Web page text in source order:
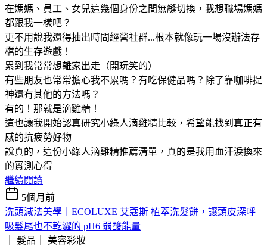
在媽媽、員工、女兒這幾個身份之間無縫切換，我想職場媽媽
都跟我一樣吧？
更不用說我還得抽出時間經營社群...根本就像玩一場沒辦法存
檔的生存遊戲！
累到我常常想離家出走（開玩笑的）
有些朋友也常常擔心我不累嗎？有吃保健品嗎？除了靠咖啡提
神還有其他的方法嗎？
有的！那就是滴雞精！
這也讓我開始認真研究小綠人滴雞精比較，希望能找到真正有
感的抗疲勞好物
說真的，這份小綠人滴雞精推薦清單，真的是我用血汗淚換來
的實測心得
繼續閱讀
5個月前
洗頭減法美學｜ECOLUXE 艾蔻斯 植萃洗髮餅，讓頭皮深呼
吸髮尾也不乾澀的 pH6 弱酸能量
｜ 髮品｜ 美容彩妝